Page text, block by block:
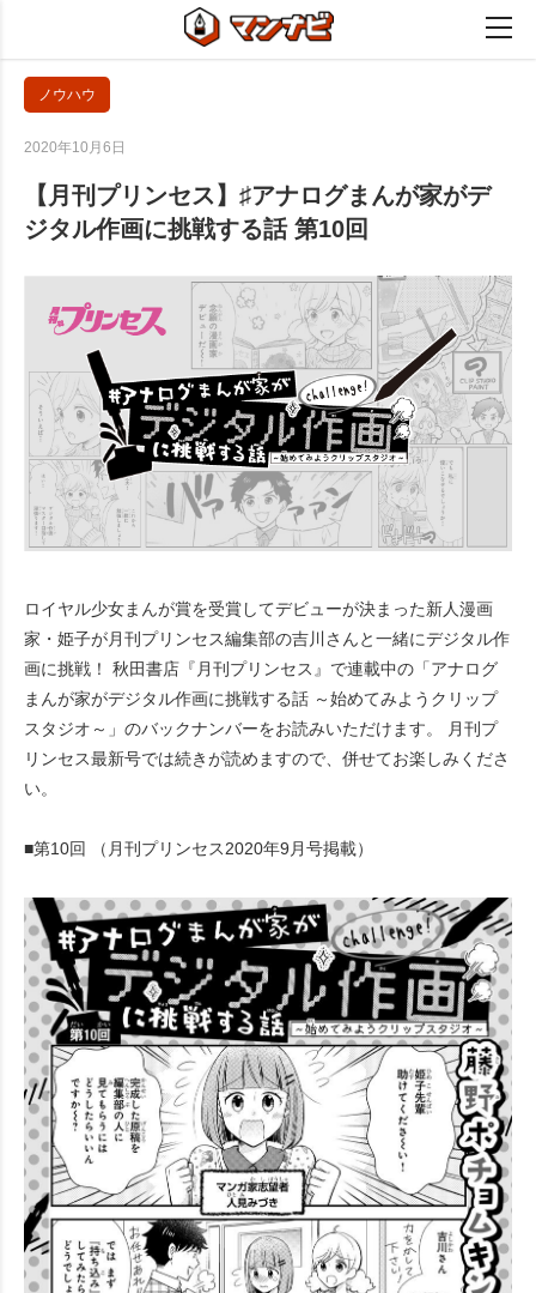
ノウハウ
2020年10月6日
【月刊プリンセス】♯アナログまんが家がデ
ジタル作画に挑戦する話 第10回
ロイヤル少女まんが賞を受賞してデビューが決まった新人漫画
家・姫子が月刊プリンセス編集部の吉川さんと一緒にデジタル作
画に挑戦！ 秋田書店『月刊プリンセス』で連載中の「アナログ
まんが家がデジタル作画に挑戦する話 ～始めてみようクリップ
スタジオ～」のバックナンバーをお読みいただけます。 月刊プ
リンセス最新号では続きが読めますので、併せてお楽しみくださ
い。
■第10回 （月刊プリンセス2020年9月号掲載）